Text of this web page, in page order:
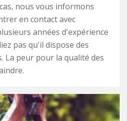
nous vous informons
en contact avec
années d'expérience
pas qu'il dispose des
La peur pour la qualité des